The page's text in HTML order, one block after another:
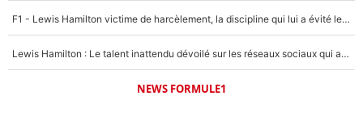
F1 - Lewis Hamilton victime de harcèlement, la discipline qui lui a évité le pire : «J'aurais probablement mal tourné»
Lewis Hamilton : Le talent inattendu dévoilé sur les réseaux sociaux qui a impressionné Kim Kardashian pendant leurs vacances en amoureux !
NEWS FORMULE1